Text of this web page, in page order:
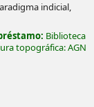
indicial,
Biblioteca
topográfica:AGN